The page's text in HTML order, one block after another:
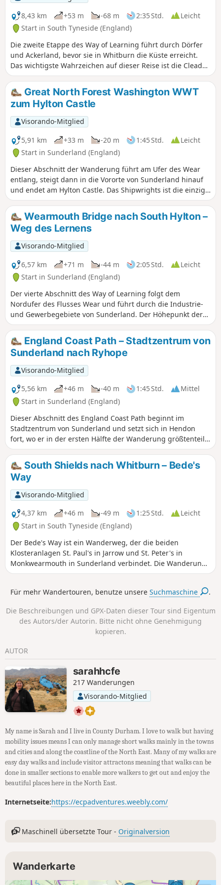
vorbei am Tilesheds Local Nature Reserve bis zur King
George Road in South Shields.
8,43 km
+53 m -68 m 2:35 Std.
Leicht
Start in South Tyneside (England)
Die zweite Etappe des Way of Learning führt durch Dörfer
und Ackerland, bevor sie in Whitburn die Küste erreicht.
Das wichtigste Wahrzeichen auf dieser Reise ist die Cleadon
Windmill. Sie befindet sich auf dem höchsten Punkt der
Cleadon Hills und bietet einen Blick über die Landschaft
und die Nordsee.
Great North Forest Washington WWT
zum Hylton Castle
Visorando-Mitglied
5,91 km
+33 m -20 m 1:45 Std.
Leicht
Start in Sunderland (England)
Dieser Abschnitt der Wanderung führt am Ufer des Wear
entlang, steigt dann in die Vororte von Sunderland hinauf
und endet am Hylton Castle. Das Shipwrights ist die einzige
Erinnerung an den Schiffbau in Hylton und die Ferryboat
Lane die einzige Erinnerung daran, dass es hier einst eine
Fähre gab.
Wearmouth Bridge nach South Hylton –
Weg des Lernens
Visorando-Mitglied
6,57 km
+71 m -44 m 2:05 Std.
Leicht
Start in Sunderland (England)
Der vierte Abschnitt des Way of Learning folgt dem
Nordufer des Flusses Wear und führt durch die Industrie-
und Gewerbegebiete von Sunderland. Der Höhepunkt der
Wanderung sind die drei beeindruckenden Brücken über
den Fluss Wear. Die Wanderung beginnt an der Wearmouth
Bridge, führt an der Queen Alexandra Bridge vorbei und
überquert dann die neue Northern Spire Bridge. Halten Sie
unterwegs Ausschau nach Überresten aus der
Vergangenheit des Bergbaus und Schiffbaus in
Sunderland.
England Coast Path – Stadtzentrum von
Sunderland nach Ryhope
Visorando-Mitglied
5,56 km
+46 m -40 m 1:45 Std.
Mittel
Start in Sunderland (England)
Dieser Abschnitt des England Coast Path beginnt im
Stadtzentrum von Sunderland und setzt sich in Hendon
fort, wo er in der ersten Hälfte der Wanderung größtenteils
durch städtisches Gebiet führt, bevor er für den Rest der
Wanderung nach Ryhope hinunter zu den Klippen führt.
Auf dieser Route sehen Sie viele neue Bauprojekte,
darunter die A1018, der die Route folgt.
South Shields nach Whitburn – Bede's
Way
Visorando-Mitglied
4,37 km
+46 m -49 m 1:25 Std.
Leicht
Start in South Tyneside (England)
Der Bede's Way ist ein Wanderweg, der die beiden
Klosteranlagen St. Paul's in Jarrow und St. Peter's in
Monkwearmouth in Sunderland verbindet. Die Wanderung
ist in 6 leicht zu bewältigende Abschnitte unterteilt, die
Begeben Sie sich also auf die Spuren der Pilger und
Abschnitt beginnt in South Shields und endet in Whitburn
Hall, vorbei an den Cleadon Hills und Windmill.
Für mehr Wandertouren, benutze unsereSuchmaschine .
Die Beschreibungen und GPX-Daten dieser Tour sind Eigentum
des Autors/der Autorin. Bitte nicht ohne Genehmigung
kopieren.
AUTOR
sarahhcfe
217 Wanderungen
Visorando-Mitglied
My name is Sarah and I live in County Durham. I love to walk but having
mobility issues means I can only manage short walks mainly in the towns
and cities and along the coastline of the North East. Many of my walks are
easy day walks and include visitor attractons meaning that walks can be
done in smaller sections to enable more walkers to get out and enjoy the
beautiful places here in the North East.
Internetseite:https://ecpadventures.weebly.com/
Maschinell übersetzte Tour - Originalversion
Wanderkarte